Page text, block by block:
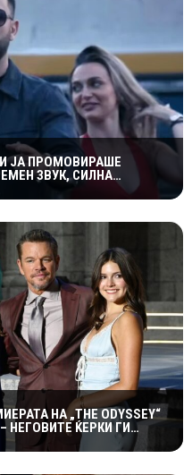
ЈА ПРОМОВИРАШЕ
ЗВУК, СИЛНА
НА „THE ODYSSEY“
НЕГОВИТЕ ЌЕРКИ ГИ